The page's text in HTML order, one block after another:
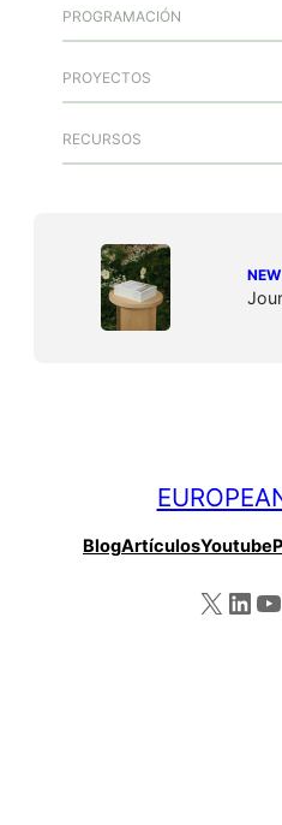
PROGRAMACIÓN
PROYECTOS
RECURSOS
BlogArtículosYoutube
X LinkedIn YouTube